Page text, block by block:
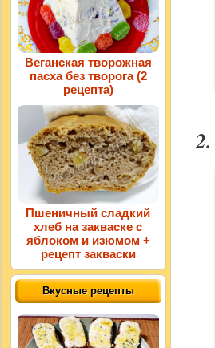
Веганская творожная
пасха без творога (2
рецепта)
Пшеничный сладкий
хлеб на закваске с
яблоком и изюмом +
рецепт закваски
Вкусные рецепты